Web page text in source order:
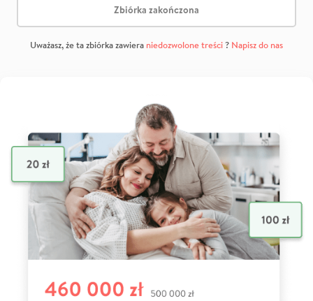
Zbiórka zakończona
Uważasz, że ta zbiórka zawiera niedozwolone treści? Napisz do nas